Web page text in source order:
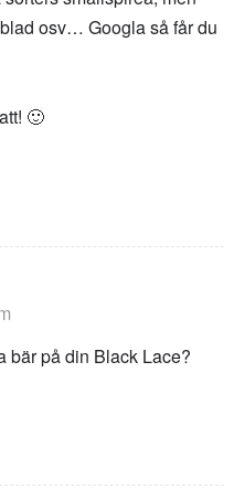
osv… Googla så får du
🙂
bär på din Black Lace?